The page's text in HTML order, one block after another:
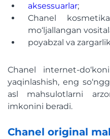
aksessuarlar;
Chanel
mo‘ljallangan
poyabzal va
Chanel internet-
yaqinlashish, eng
asl mahsulotlarni
imkonini beradi.
Chanel original